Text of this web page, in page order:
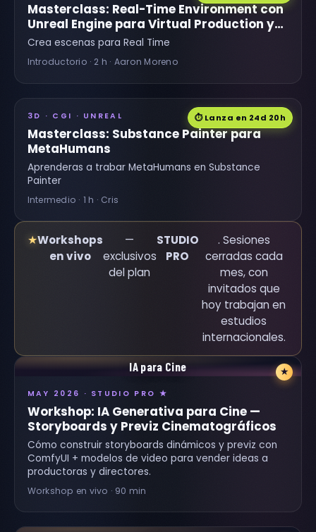
Masterclass: Real-Time Environment con
Unreal Engine para Virtual Production y
Juegos
Crea escenas para Real Time
Introductorio · 2 h · Aaron Moreno
⏱ Lanza en 24d 20h
3D · CGI · UNREAL
Masterclass: Substance Painter para
MetaHumans
Aprenderas a trabar MetaHumans en Substance
Painter
Intermedio · 1 h · Cris
★Workshops
en vivo
—
exclusivos
del plan
STUDIO
PRO
. Sesiones
cerradas cada
mes, con
invitados que
hoy trabajan en
estudios
internacionales.
★
IA para Cine
MAY 2026 · STUDIO PRO ★
Workshop: IA Generativa para Cine —
Storyboards y Previz Cinematográficos
Cómo construir storyboards dinámicos y previz con
ComfyUI + modelos de video para vender ideas a
productoras y directores.
Workshop en vivo · 90 min